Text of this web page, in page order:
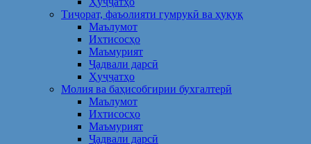
Тиҷорат, фаъолияти гумрукӣ ва ҳуқуқ
Маълумот
Ихтисосҳо
Маъмурият
Ҷадвали дарсӣ
Ҳуҷҷатҳо
Молия ва баҳисобгирии бухгалтерӣ
Маълумот
Ихтисосҳо
Маъмурият
Ҷадвали дарсӣ